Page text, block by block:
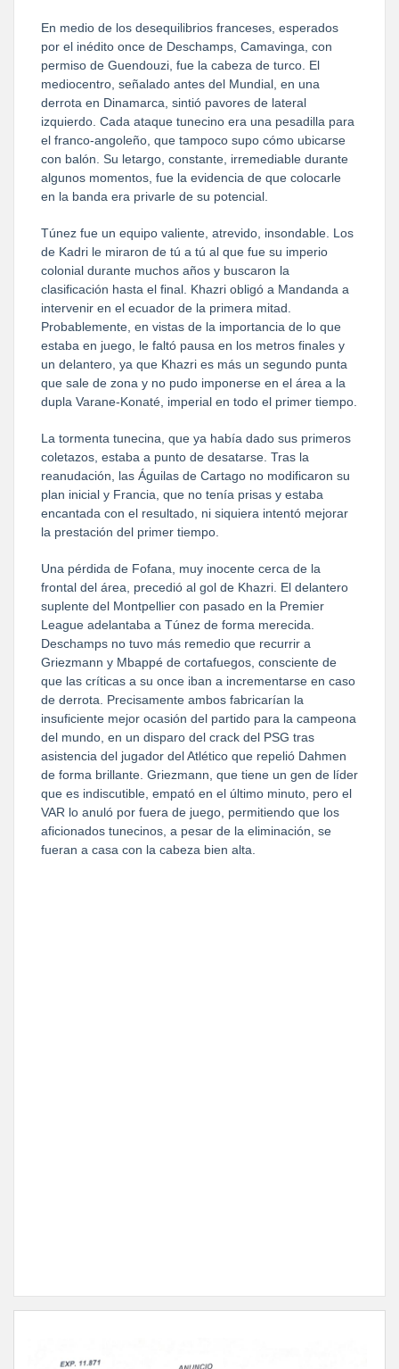
En medio de los desequilibrios franceses, esperados
por el inédito once de Deschamps, Camavinga, con
permiso de Guendouzi, fue la cabeza de turco. El
mediocentro, señalado antes del Mundial, en una
derrota en Dinamarca, sintió pavores de lateral
izquierdo. Cada ataque tunecino era una pesadilla para
el franco-angoleño, que tampoco supo cómo ubicarse
con balón. Su letargo, constante, irremediable durante
algunos momentos, fue la evidencia de que colocarle
en la banda era privarle de su potencial.
Túnez fue un equipo valiente, atrevido, insondable. Los
de Kadri le miraron de tú a tú al que fue su imperio
colonial durante muchos años y buscaron la
clasificación hasta el final. Khazri obligó a Mandanda a
intervenir en el ecuador de la primera mitad.
Probablemente, en vistas de la importancia de lo que
estaba en juego, le faltó pausa en los metros finales y
un delantero, ya que Khazri es más un segundo punta
que sale de zona y no pudo imponerse en el área a la
dupla Varane-Konaté, imperial en todo el primer tiempo.
La tormenta tunecina, que ya había dado sus primeros
coletazos, estaba a punto de desatarse. Tras la
reanudación, las Águilas de Cartago no modificaron su
plan inicial y Francia, que no tenía prisas y estaba
encantada con el resultado, ni siquiera intentó mejorar
la prestación del primer tiempo.
Una pérdida de Fofana, muy inocente cerca de la
frontal del área, precedió al gol de Khazri. El delantero
suplente del Montpellier con pasado en la Premier
League adelantaba a Túnez de forma merecida.
Deschamps no tuvo más remedio que recurrir a
Griezmann y Mbappé de cortafuegos, consciente de
que las críticas a su once iban a incrementarse en caso
de derrota. Precisamente ambos fabricarían la
insuficiente mejor ocasión del partido para la campeona
del mundo, en un disparo del crack del PSG tras
asistencia del jugador del Atlético que repelió Dahmen
de forma brillante. Griezmann, que tiene un gen de líder
que es indiscutible, empató en el último minuto, pero el
VAR lo anuló por fuera de juego, permitiendo que los
aficionados tunecinos, a pesar de la eliminación, se
fueran a casa con la cabeza bien alta.